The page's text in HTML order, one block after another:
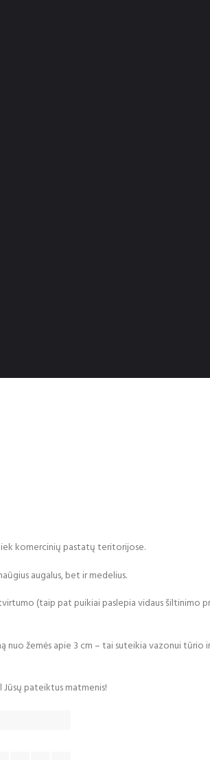
komercinių pastatų teritorijose.
augalus, bet ir medelius.
(taip pat puikiai paslepia vidaus šiltinimo
nuo žemės apie 3 cm – tai suteikia vazonui tūrio
pateiktus matmenis!